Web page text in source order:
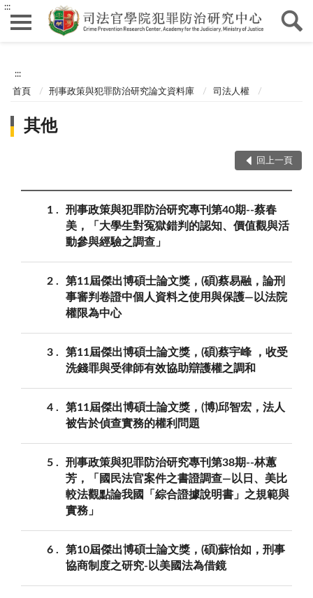
:::
:::
首頁 刑事政策與犯罪防治研究論文資料庫 司法人權
其他
回上一頁
1
刑事政策與犯罪防治研究專刊第40期--蔡春
美，「大學生對冤獄錯判的認知、價值觀與活
動參與經驗之調查」
2
第11屆傑出博碩士論文獎，(碩)蔡易融，論刑
事審判卷證中個人資料之使用與保護—以法院
權限為中心
3
第11屆傑出博碩士論文獎，(碩)蔡宇峰 ，收受
洗錢罪與受律師有效協助辯護權之調和
4
第11屆傑出博碩士論文獎，(博)邱智宏，法人
被告於偵查實務的權利問題
5
刑事政策與犯罪防治研究專刊第38期--林蕙
芳，「國民法官案件之書證調查—以日、美比
較法觀點論我國「綜合證據說明書」之規範與
實務」
6
第10屆傑出博碩士論文獎，(碩)蘇怡如，刑事
協商制度之研究-以美國法為借鏡